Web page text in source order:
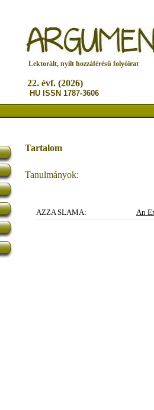
22. évf. (2026)
HU ISSN 1787-3606
Lektorált, nyílt hozzáférésű folyóirat
Tartalom
Tanulmányok:
AZZA SLAMA: An